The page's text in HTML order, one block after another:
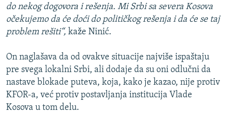
do nekog dogovora i rešenja. Mi Srbi sa severa Kosova
očekujemo da će doći do političkog rešenja i da će se taj
problem rešiti“, kaže Ninić.
On naglašava da od ovakve situacije najviše ispaštaju
pre svega lokalni Srbi, ali dodaje da su oni odlučni da
nastave blokade puteva, koja, kako je kazao, nije protiv
KFOR-a, već protiv postavljanja institucija Vlade
Kosova u tom delu.